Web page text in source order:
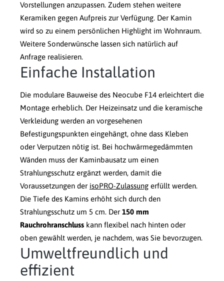
Vorstellungen anzupassen. Zudem stehen weitere
Keramiken gegen Aufpreis zur Verfügung. Der Kamin
wird so zu einem persönlichen Highlight im Wohnraum.
Weitere Sonderwünsche lassen sich natürlich auf
Anfrage realisieren.
Einfache Installation
Die modulare Bauweise des Neocube F14 erleichtert die
Montage erheblich. Der Heizeinsatz und die keramische
Verkleidung werden an vorgesehenen
Befestigungspunkten eingehängt, ohne dass Kleben
oder Verputzen nötig ist. Bei hochwärmegedämmten
Wänden muss der Kaminbausatz um einen
Strahlungsschutz ergänzt werden, damit die
Voraussetzungen der isoPRO-Zulassung erfüllt werden.
Die Tiefe des Kamins erhöht sich durch den
Strahlungsschutz um 5 cm. Der 150 mm
Rauchrohranschluss kann flexibel nach hinten oder
oben gewählt werden, je nachdem, was Sie bevorzugen.
Umweltfreundlich und
effizient